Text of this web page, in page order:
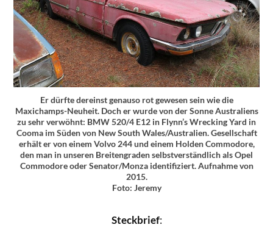
Er dürfte dereinst genauso rot gewesen sein wie die
Maxichamps-Neuheit. Doch er wurde von der Sonne Australiens
zu sehr verwöhnt: BMW 520/4 E12 in Flynn’s Wrecking Yard in
Cooma im Süden von New South Wales/Australien. Gesellschaft
erhält er von einem Volvo 244 und einem Holden Commodore,
den man in unseren Breitengraden selbstverständlich als Opel
Commodore oder Senator/Monza identifiziert. Aufnahme von
2015.
Foto: Jeremy
Steckbrief: